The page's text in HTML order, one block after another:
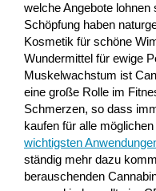
welche Angebote
Schöpfung haben
Kosmetik für schöne
Wundermittel für ewige
Muskelwachstum ist
eine große Rolle im
Schmerzen, so dass
kaufen für alle
wichtigsten
ständig mehr dazu
berauschenden